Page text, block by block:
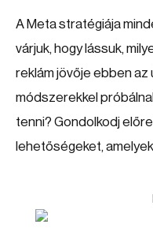
A Meta stratégiája
várjuk, hogy lássuk,
reklám jövője ebben az
módszerekkel
tenni? Gondolkodj
lehetőségeket,